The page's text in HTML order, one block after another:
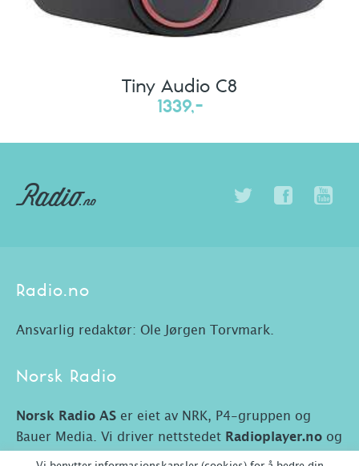
Tiny Audio C8
1339,-
Radio.no
Ansvarlig redaktør: Ole Jørgen Torvmark.
Norsk Radio
Norsk Radio AS er eiet av NRK, P4-gruppen og
Bauer Media. Vi driver nettstedet Radioplayer.no og